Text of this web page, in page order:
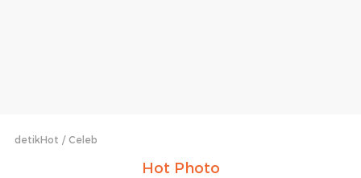
detikHot Celeb
Hot Photo